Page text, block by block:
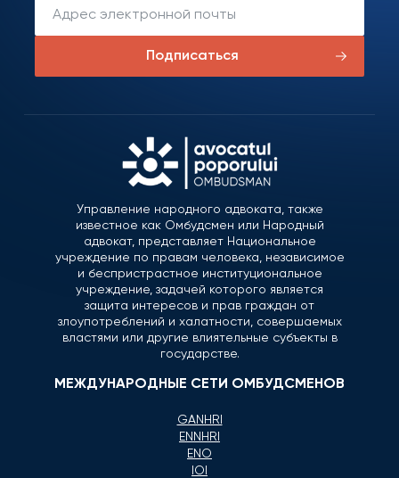
Подписаться
Управление народного адвоката, также
известное как Омбудсмен или Народный
адвокат, представляет Национальное
учреждение по правам человека, независимое
и беспристрастное институциональное
учреждение, задачей которого является
защита интересов и прав граждан от
злоупотреблений и халатности, совершаемых
властями или другие влиятельные субъекты в
государстве.
МЕЖДУНАРОДНЫЕ СЕТИ ОМБУДСМЕНОВ
GANHRI
ENNHRI
ENO
IOI